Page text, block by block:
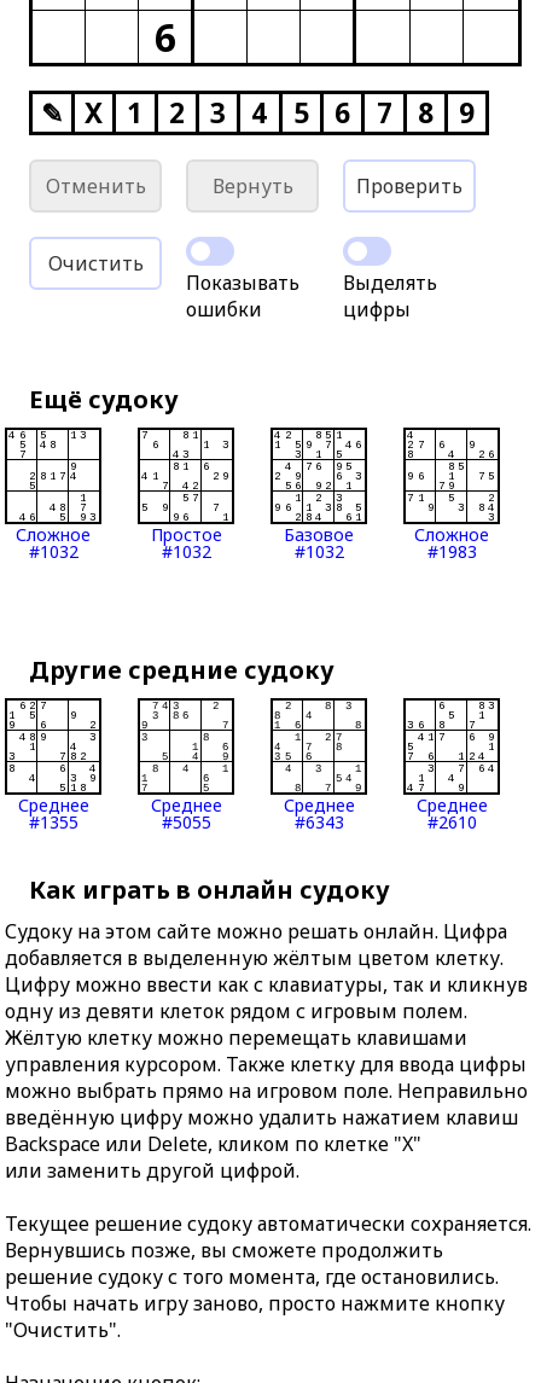
6
✎ X 1 2 3 4 5 6 7 8 9
Отменить Вернуть Проверить
Очистить
Показывать
ошибки
Выделять
цифры
Ещё судоку
Сложное
#1032
Простое
#1032
Базовое
#1032
Сложное
#1983
Другие средние судоку
Среднее
#1355
Среднее
#5055
Среднее
#6343
Среднее
#2610
Как играть в онлайн судоку
Судоку на этом сайте можно решать онлайн. Цифра
добавляется в выделенную жёлтым цветом клетку.
Цифру можно ввести как с клавиатуры, так и кликнув
одну из девяти клеток рядом с игровым полем.
Жёлтую клетку можно перемещать клавишами
управления курсором. Также клетку для ввода цифры
можно выбрать прямо на игровом поле. Неправильно
введённую цифру можно удалить нажатием клавиш
Backspace или Delete, кликом по клетке "X"
или заменить другой цифрой.
Текущее решение судоку автоматически сохраняется.
Вернувшись позже, вы сможете продолжить
решение судоку с того момента, где остановились.
Чтобы начать игру заново, просто нажмите кнопку
"Очистить".